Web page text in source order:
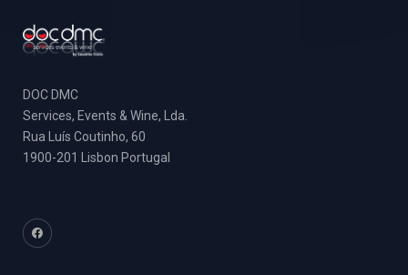
DOC DMC
Services, Events & Wine, Lda.
Rua Luís Coutinho, 60
1900-201 Lisbon Portugal